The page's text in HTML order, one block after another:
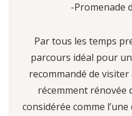
-Promenade
Par tous les temps
parcours idéal pour
recommandé de
récemment rénovée
considérée comme